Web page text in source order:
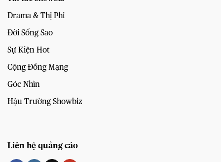
Drama & Thị Phi
Đời Sống Sao
Sự Kiện Hot
Cộng Đồng Mạng
Góc Nhìn
Hậu Trường Showbiz
Liên hệ quảng cáo